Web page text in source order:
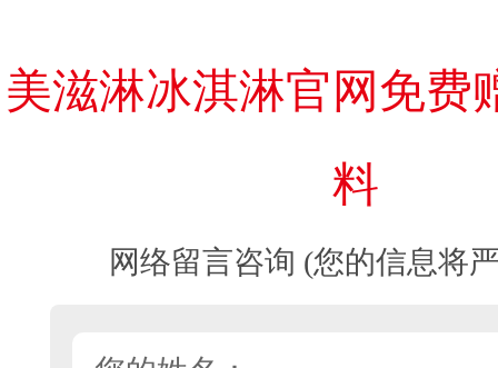
美滋淋冰淇淋官网免费
料
网络留言咨询 (您的信息将